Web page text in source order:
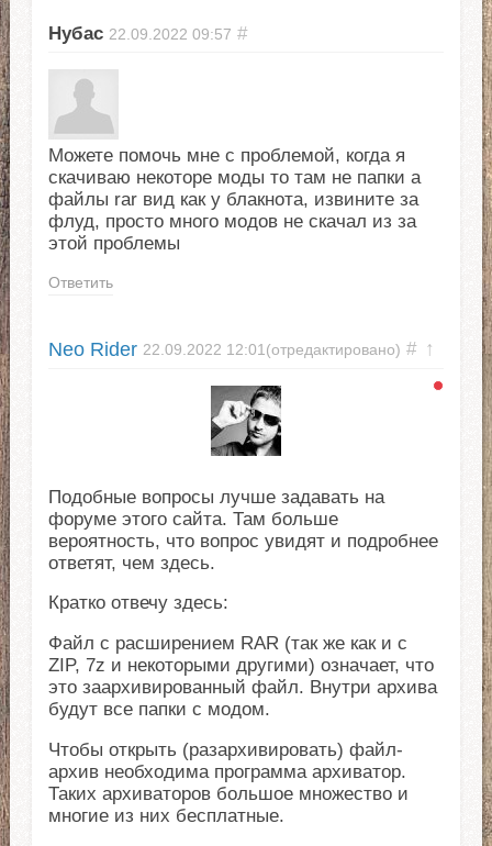
Нубас 22.09.2022 09:57 #
Можете помочь мне с проблемой, когда я
скачиваю некоторе моды то там не папки а
файлы rar вид как у блакнота, извините за
флуд, просто много модов не скачал из за
этой проблемы
Ответить
Neo Rider 22.09.2022 12:01 (отредактировано) # ↑
Подобные вопросы лучше задавать на
форуме этого сайта. Там больше
вероятность, что вопрос увидят и подробнее
ответят, чем здесь.
Кратко отвечу здесь:
Файл с расширением RAR (так же как и с
ZIP, 7z и некоторыми другими) означает, что
это заархивированный файл. Внутри архива
будут все папки с модом.
Чтобы открыть (разархивировать) файл-
архив необходима программа архиватор.
Таких архиваторов большое множество и
многие из них бесплатные.